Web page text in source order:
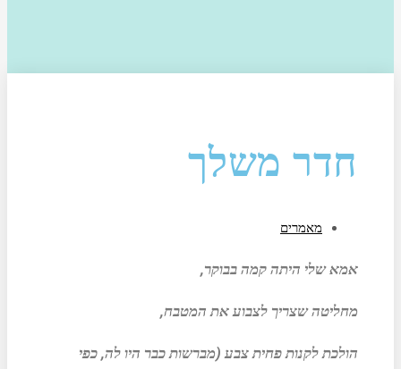
חדר משלך
מאמרים
אמא שלי היתה קמה בבוקר,
מחליטה שצריך לצבוע את המטבח,
הולכת לקנות פחית צבע (מברשות כבר היו לה, כפי